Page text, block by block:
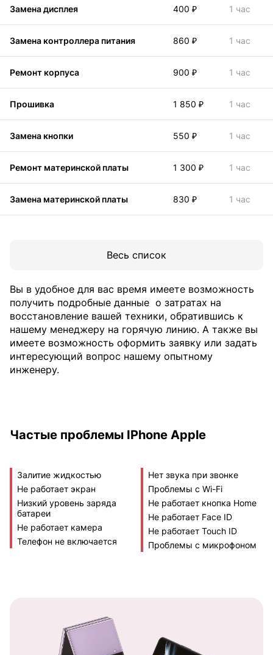
Замена дисплея 400 ₽ 1 час
Замена контроллера питания 860 ₽ 1 час
Ремонт корпуса 900 ₽ 1 час
Прошивка 1 850 ₽ 1 час
Замена кнопки 550 ₽ 1 час
Ремонт материнской платы 1 300 ₽ 1 час
Замена материнской платы 830 ₽ 1 час
Весь список
Вы в удобное для вас время имеете возможность
получить подробные данные о затратах на
восстановление вашей техники, обратившись к
нашему менеджеру на горячую линию. А также вы
имеете возможность оформить заявку или задать
интересующий вопрос нашему опытному
инженеру.
Частые проблемы IPhone Apple
Залитие жидкостью
Не работает экран
Низкий уровень заряда
батареи
Не работает камера
Телефон не включается
Нет звука при звонке
Проблемы с Wi-Fi
Не работает кнопка Home
Не работает Face ID
Не работает Touch ID
Проблемы с микрофоном